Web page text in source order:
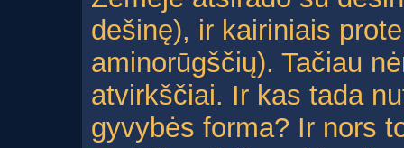
dešinę), ir kairiniais
aminorūgščių). Tačiau
atvirkščiai. Ir kas tada
gyvybės forma? Ir nors